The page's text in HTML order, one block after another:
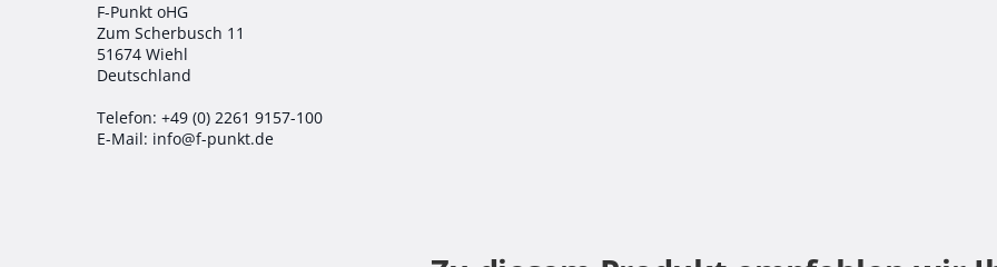
F-Punkt oHG
Zum Scherbusch 11
51674 Wiehl
Deutschland
Telefon: +49 (0) 2261 9157-100
E-Mail: info@f-punkt.de